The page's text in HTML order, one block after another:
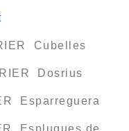
Cubelles
Dosrius
Esparreguera
Esplugues de